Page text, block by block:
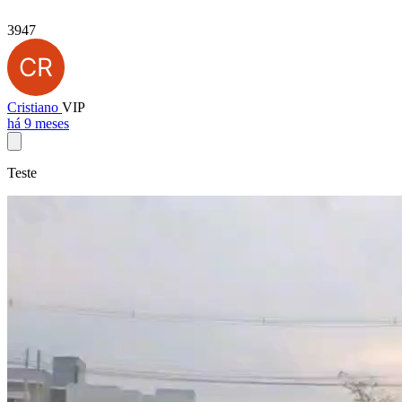
3947
Cristiano VIP
há 9 meses
Teste